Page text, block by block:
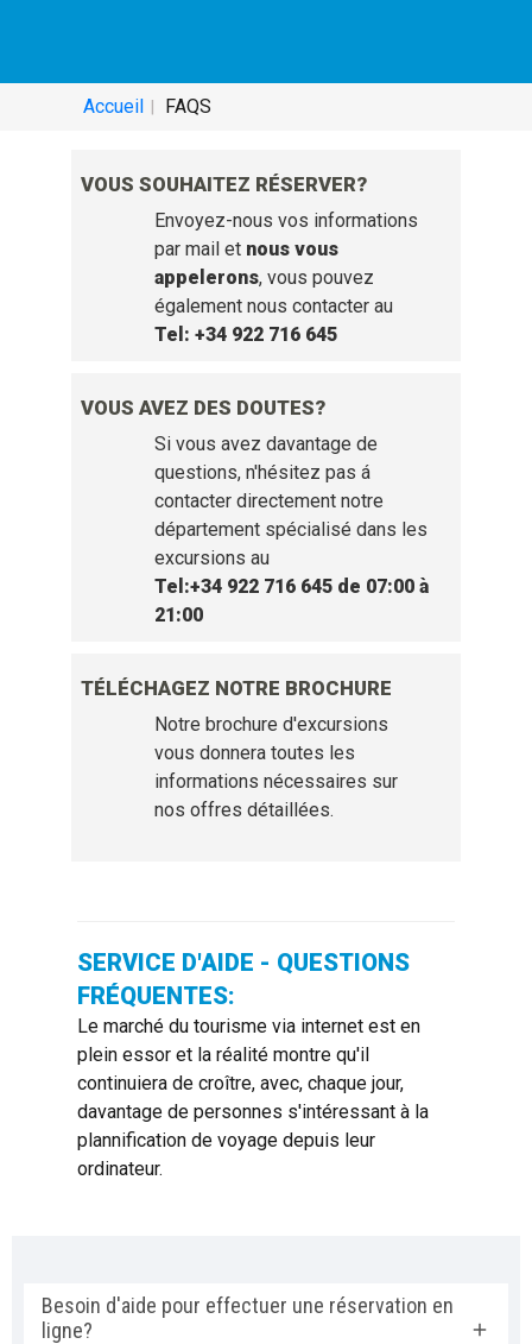
Accueil FAQS
VOUS SOUHAITEZ RÉSERVER?
Envoyez-nous vos informations
par mail et nous vous
appelerons, vous pouvez
également nous contacter au
Tel: +34 922 716 645
VOUS AVEZ DES DOUTES?
Si vous avez davantage de
questions, n'hésitez pas á
contacter directement notre
département spécialisé dans les
excursions au
Tel:+34 922 716 645 de 07:00 à
21:00
TÉLÉCHAGEZ NOTRE BROCHURE
Notre brochure d'excursions
vous donnera toutes les
informations nécessaires sur
nos offres détaillées.
SERVICE D'AIDE - QUESTIONS
FRÉQUENTES:
Le marché du tourisme via internet est en
plein essor et la réalité montre qu'il
continuiera de croître, avec, chaque jour,
davantage de personnes s'intéressant à la
plannification de voyage depuis leur
ordinateur.
Besoin d'aide pour effectuer une réservation en
ligne?